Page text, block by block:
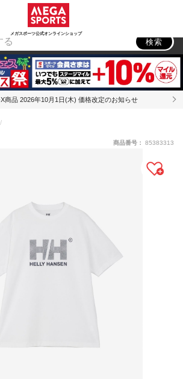
メガスポーツ公式オンラインショップ
アウトドア
検索
商品 2026年10月1日(木) 価格改定のお知らせ
商品番号： 85383313